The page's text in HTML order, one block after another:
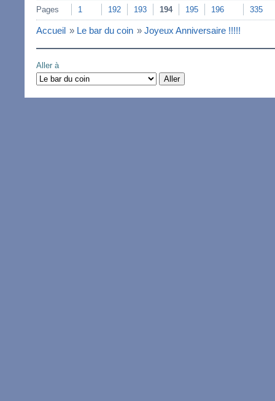
Pages 1 192 193 194 195 196 335
Accueil » Le bar du coin » Joyeux Anniversaire !!!!!
Aller à